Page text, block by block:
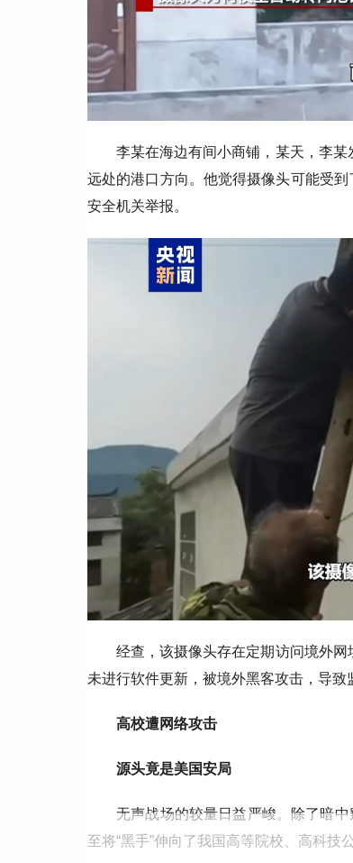
李某在海边有间小商铺，某天，李
远处的港口方向。他觉得摄像头可能受
安全机关举报。
经查，该摄像头存在定期访问境外
未进行软件更新，被境外黑客攻击，导致
高校遭网络攻击
源头竟是美国安局
无声战场的较量日益严峻。除了暗
至将“黑手”伸向了我国高等院校、高科技